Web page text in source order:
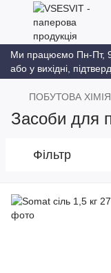
Ми працюємо Пн-Пт,
або у вихідні,
ПОБУТОВА ХІМІЯ
Засоби для
Фільтр